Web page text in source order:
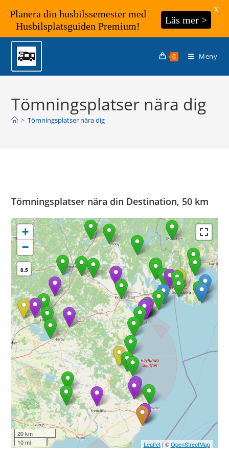
Hoppa
innehållet
0 Meny
Tömningsplatser nära dig
> Tömningsplatser nära dig
Tömningsplatser nära din Destination, 50 km
+
−
8.5
20 km
10 mi
Leaflet| ©OpenStreetMap
Planera din husbilssemester med
Husbilsplatsguiden Premium!
Läs mer >
X